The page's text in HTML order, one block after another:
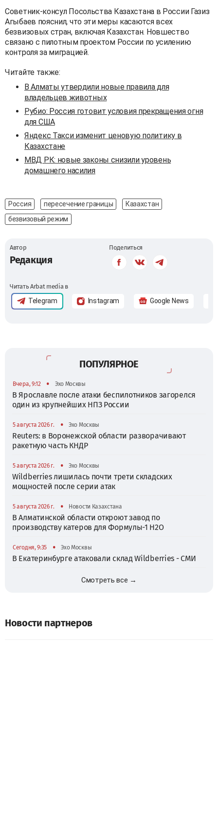
Советник-консул Посольства Казахстана в России Газиз
Агыбаев пояснил, что эти меры касаются всех
безвизовых стран, включая Казахстан. Новшество
связано с пилотным проектом России по усилению
контроля за миграцией.
Читайте также:
В Алматы утвердили новые правила для
владельцев животных
Рубио: Россия готовит условия прекращения огня
для США
Яндекс Такси изменит ценовую политику в
Казахстане
МВД РК: новые законы снизили уровень
домашнего насилия
Россия пересечение границы
Казахстан
безвизовый режим
Автор
Редакция
Поделиться
Читать Arbat media в
Telegram Instagram Google News
ПОПУЛЯРНОЕ
Вчера, 9:12 • Эхо Москвы
В Ярославле после атаки беспилотников загорелся
один из крупнейших НПЗ России
5 августа 2026 г. • Эхо Москвы
Reuters: в Воронежской области разворачивают
ракетную часть КНДР
5 августа 2026 г. • Эхо Москвы
Wildberries лишилась почти трети складских
мощностей после серии атак
5 августа 2026 г. • Новости Казахстана
В Алматинской области откроют завод по
производству катеров для Формулы-1 H2O
Сегодня, 9:35 • Эхо Москвы
В Екатеринбурге атаковали склад Wildberries - СМИ
Смотреть все →
Новости партнеров